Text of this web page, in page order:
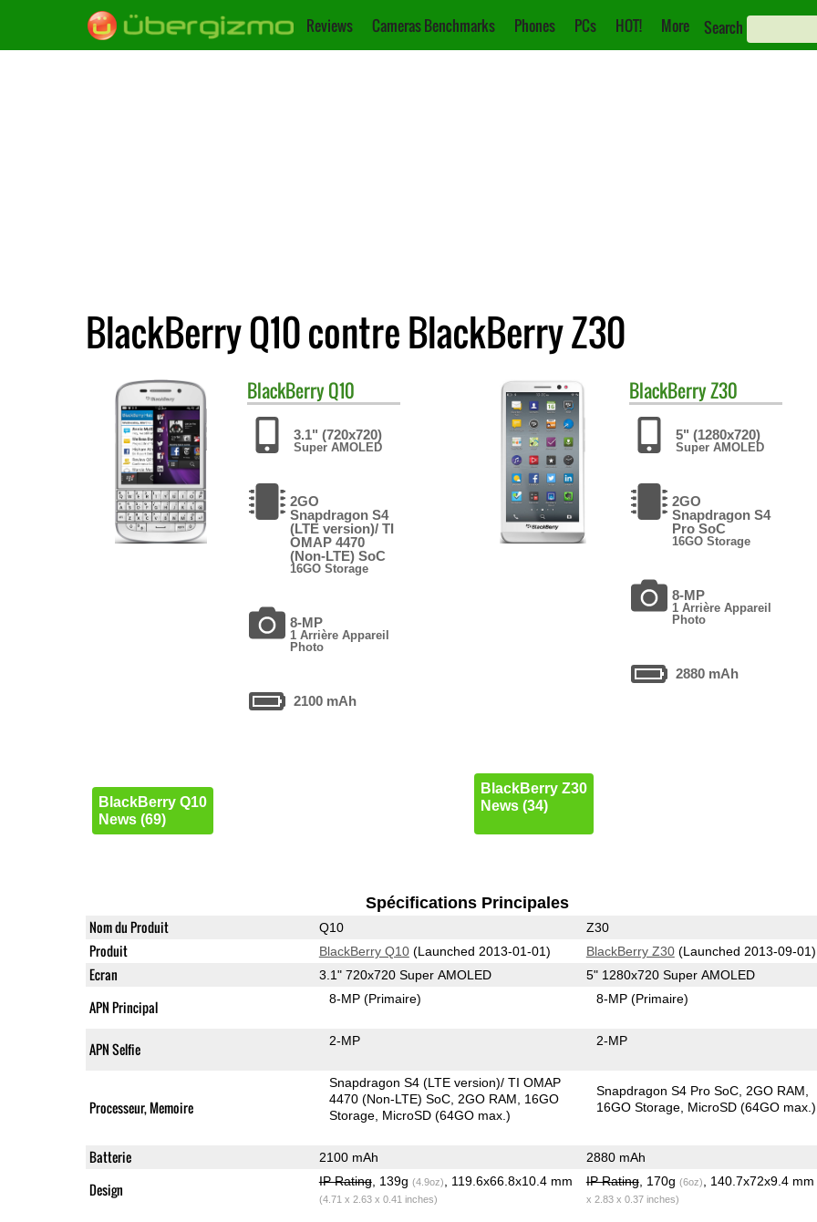
Reviews Cameras Benchmarks Phones PCs HOT! More Search
BlackBerry Q10 contre BlackBerry Z30
BlackBerryQ10
3.1" (720x720)
Super AMOLED
2GO
Snapdragon S4
(LTE version)/ TI
OMAP 4470
(Non-LTE) SoC
16GO Storage
8-MP
1 Arrière Appareil
Photo
2100 mAh
BlackBerry Q10
News (69)
BlackBerryZ30
5" (1280x720)
Super AMOLED
2GO
Snapdragon S4
Pro SoC
16GO Storage
8-MP
1 Arrière Appareil
Photo
2880 mAh
BlackBerry Z30
News (34)
Spécifications Principales
Nom du Produit Q10 Z30
Produit BlackBerry Q10(Launched 2013-01-01) BlackBerry Z30(Launched 2013-09-01)
Ecran 3.1" 720x720 Super AMOLED 5" 1280x720 Super AMOLED
APN Principal 8-MP(Primaire) 8-MP(Primaire)
APN Selfie 2-MP 2-MP
Processeur, Memoire
Snapdragon S4 (LTE version)/ TI OMAP
4470 (Non-LTE) SoC 2GO RAM
16GO
Storage MicroSD (64GO max.)
Snapdragon S4 Pro SoC 2GO RAM
16GO Storage MicroSD (64GO max.)
Batterie 2100 mAh 2880 mAh
Design IP Rating, 139g (4.9oz) , 119.6x66.8x10.4 mm
(4.71 x 2.63 x 0.41 inches)
IP Rating, 170g (6oz) , 140.7x72x9.4 mm
x 2.83 x 0.37 inches)